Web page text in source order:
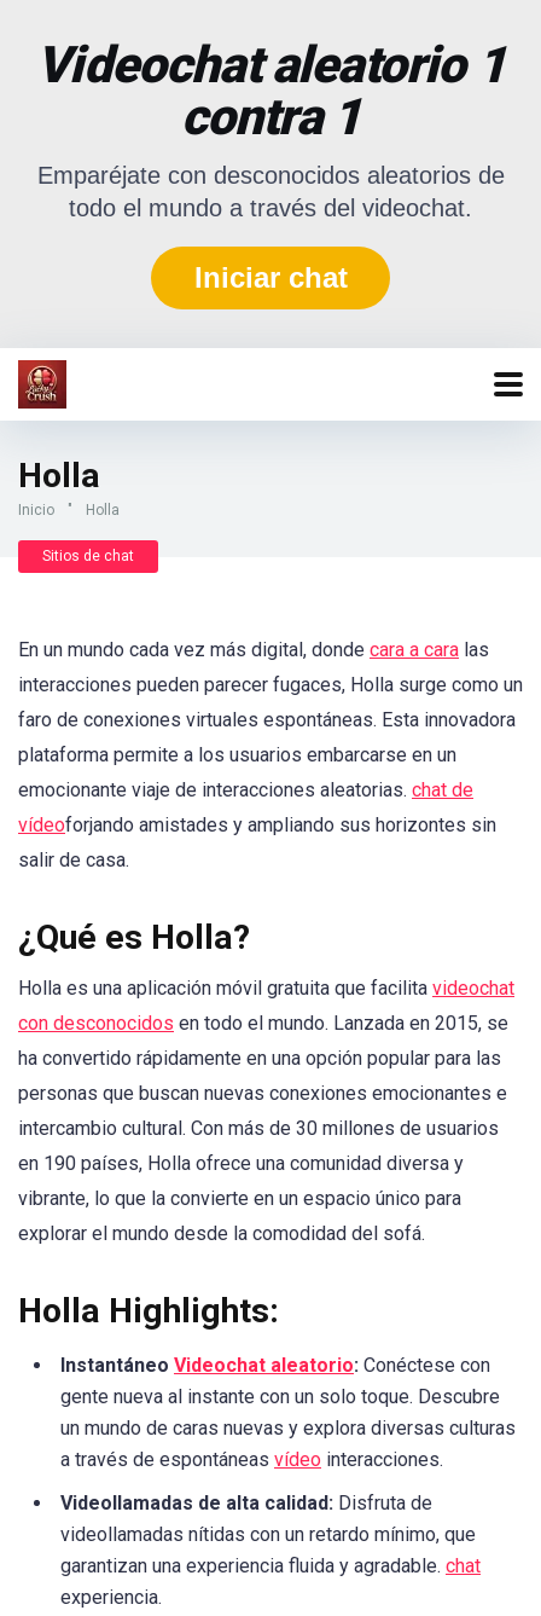
Videochat aleatorio 1
contra 1
Emparéjate con desconocidos aleatorios de
todo el mundo a través del videochat.
Iniciar chat
Holla
Inicio " Holla
Sitios de chat
En un mundo cada vez más digital, donde cara a cara las
interacciones pueden parecer fugaces, Holla surge como un
faro de conexiones virtuales espontáneas. Esta innovadora
plataforma permite a los usuarios embarcarse en un
emocionante viaje de interacciones aleatorias. chat de
vídeoforjando amistades y ampliando sus horizontes sin
salir de casa.
¿Qué es Holla?
Holla es una aplicación móvil gratuita que facilita videochat
con desconocidos en todo el mundo. Lanzada en 2015, se
ha convertido rápidamente en una opción popular para las
personas que buscan nuevas conexiones emocionantes e
intercambio cultural. Con más de 30 millones de usuarios
en 190 países, Holla ofrece una comunidad diversa y
vibrante, lo que la convierte en un espacio único para
explorar el mundo desde la comodidad del sofá.
Holla Highlights:
Instantáneo Videochat aleatorio: Conéctese con
gente nueva al instante con un solo toque. Descubre
un mundo de caras nuevas y explora diversas culturas
a través de espontáneas vídeo interacciones.
Videollamadas de alta calidad: Disfruta de
videollamadas nítidas con un retardo mínimo, que
garantizan una experiencia fluida y agradable. chat
experiencia.